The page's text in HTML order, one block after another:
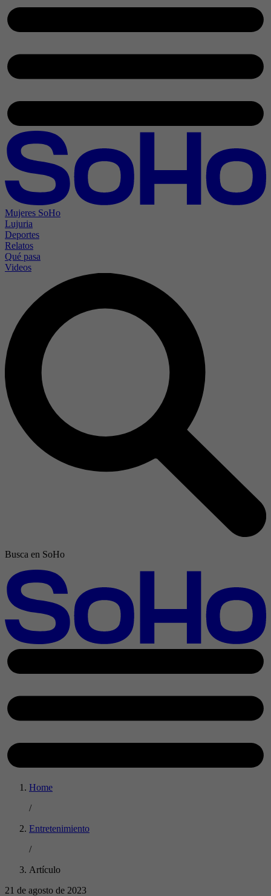
Mujeres SoHo
Lujuria
Deportes
Relatos
Qué pasa
Videos
Busca en SoHo
Home
/
Entretenimiento
/
Artículo
21 de agosto de 2023